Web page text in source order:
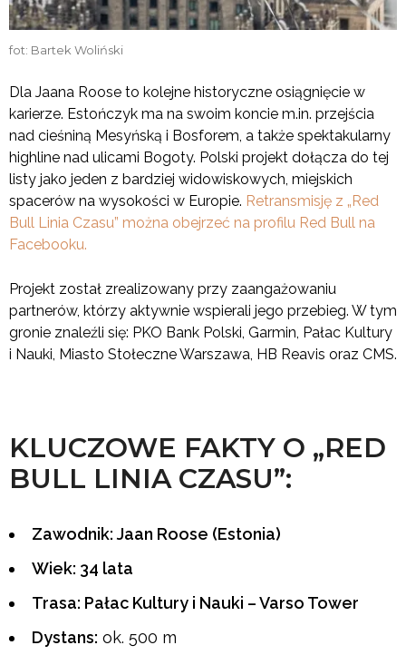
fot: Bartek Woliński
Dla Jaana Roose to kolejne historyczne osiągnięcie w
karierze. Estończyk ma na swoim koncie m.in. przejścia
nad cieśniną Mesyńską i Bosforem, a także spektakularny
highline nad ulicami Bogoty. Polski projekt dołącza do tej
listy jako jeden z bardziej widowiskowych, miejskich
spacerów na wysokości w Europie. Retransmisję z „Red
Bull Linia Czasu” można obejrzeć na profilu Red Bull na
Facebooku.
Projekt został zrealizowany przy zaangażowaniu
partnerów, którzy aktywnie wspierali jego przebieg. W tym
gronie znaleźli się: PKO Bank Polski, Garmin, Pałac Kultury
i Nauki, Miasto Stołeczne Warszawa, HB Reavis oraz CMS.
KLUCZOWE FAKTY O „RED
BULL LINIA CZASU”:
Zawodnik: Jaan Roose (Estonia)
Wiek: 34 lata
Trasa: Pałac Kultury i Nauki – Varso Tower
Dystans: ok. 500 m